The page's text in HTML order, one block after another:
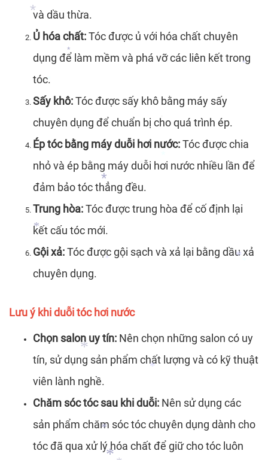
*
*
*
*
*
*
*
*
và dầu thừa.
Ủ hóa chất:Tóc được ủ với hóa chất chuyên
dụng để làm mềm và phá vỡ các liên kết trong
tóc.
Sấy khô:Tóc được sấy khô bằng máy sấy
chuyên dụng để chuẩn bị cho quá trình ép.
Ép tóc bằng máy duỗi hơi nước:Tóc được chia
nhỏ và ép bằng máy duỗi hơi nước nhiều lần để
đảm bảo tóc thẳng đều.
Trung hòa:Tóc được trung hòa để cố định lại
kết cấu tóc mới.
Gội xả:Tóc được gội sạch và xả lại bằng dầu xả
chuyên dụng.
Lưu ý khi duỗi tóc hơi nước
Chọn salon uy tín: Nên chọn những salon có uy
tín, sử dụng sản phẩm chất lượng và có kỹ thuật
viên lành nghề.
Chăm sóc tóc sau khi duỗi: Nên sử dụng các
sản phẩm chăm sóc tóc chuyên dụng dành cho
tóc đã qua xử lý hóa chất để giữ cho tóc luôn